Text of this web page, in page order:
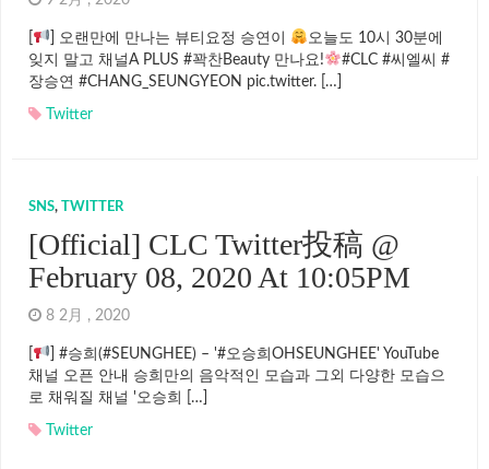
] 오랜만에 만나는 뷰티요정 승연이
오늘도 10시 30분에
잊지 말고 채널A PLUS #꽉찬Beauty 만나요!
#CLC #씨엘씨 #
장승연 #CHANG_SEUNGYEON pic.twitter. […]
Twitter
SNS, TWITTER
[Official] CLC Twitter投稿 @
February 08, 2020 At 10:05PM
8 2月 , 2020
] #승희(#SEUNGHEE) – '#오승희OHSEUNGHEE' YouTube
채널 오픈 안내 승희만의 음악적인 모습과 그외 다양한 모습으
로 채워질 채널 '오승희 […]
Twitter